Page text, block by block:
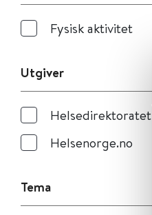
Fysisk aktivitet
Utgiver
Helsedirektoratet
Helsenorge.no
Tema